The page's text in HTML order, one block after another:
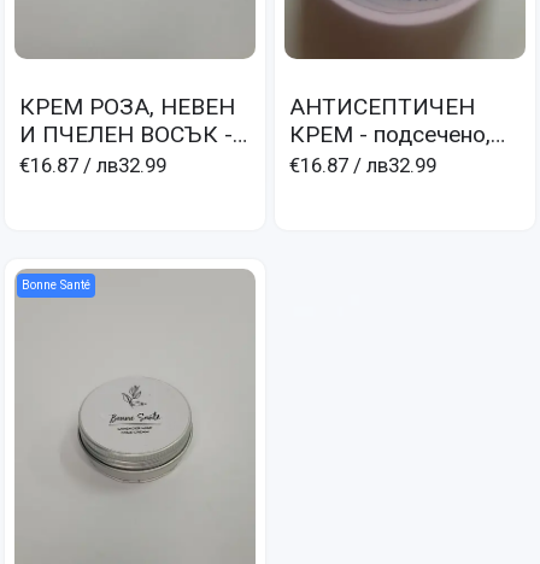
КРЕМ РОЗА, НЕВЕН
И ПЧЕЛЕН ВОСЪК -
изгаряне, белези,
€16.87 / лв32.99
АНТИСЕПТИЧЕН
КРЕМ - подсечено,
гъбички, мокри
€16.87 / лв32.99
Bonne Santé